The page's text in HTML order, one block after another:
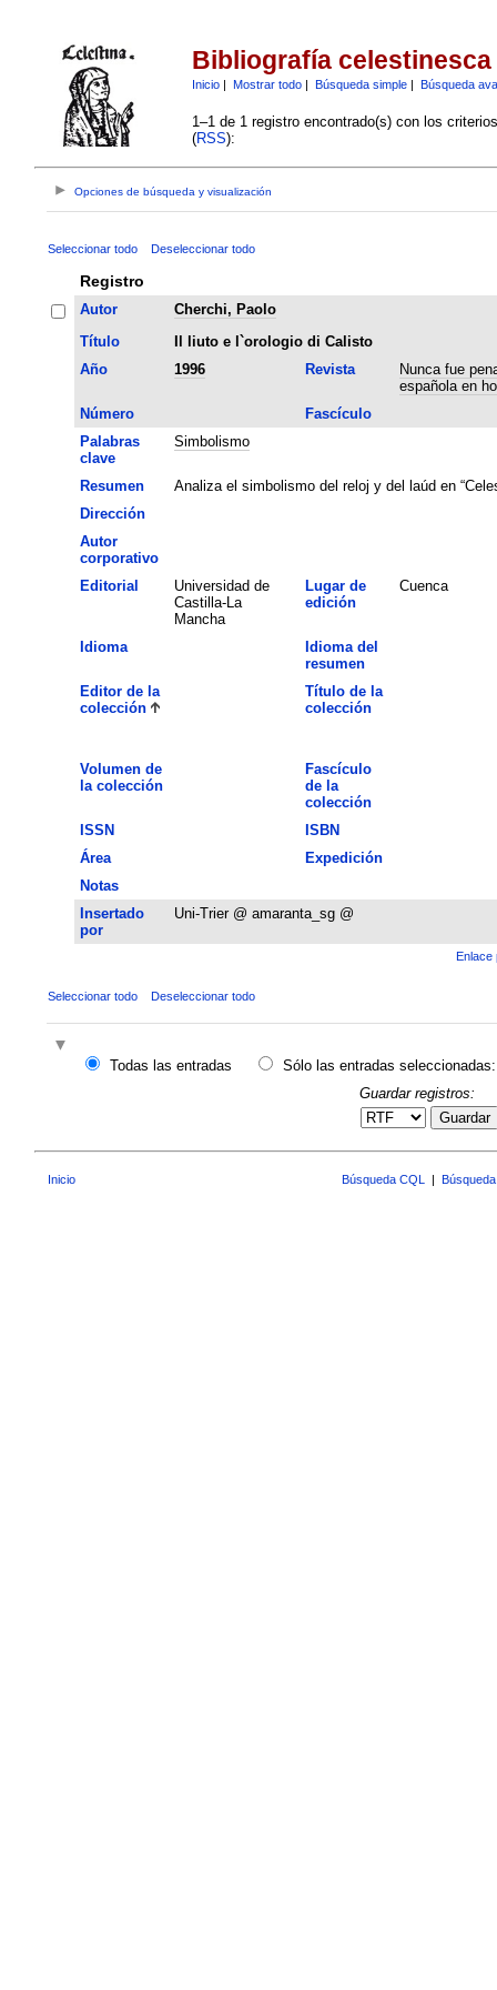
Bibliografía celestinesca
Inicio| Mostrar todo| Búsqueda simple| Búsqueda
1–1 de 1 registro encontrado(s) con los
(RSS):
Opciones de búsqueda y visualización
Seleccionar todo Deseleccionar todo
Registro
Autor
Cherchi, Paolo
Título
Il liuto e l`orologio di Calisto
Año
1996 Revista
Nunca fue
española en
Número
Fascículo
Palabras
clave
Simbolismo
Resumen
Analiza el simbolismo del reloj y del laúd en
Dirección
Autor
corporativo
Editorial
Universidad de
Castilla-La
Mancha
Lugar de
edición
Cuenca
Idioma
Idioma del
resumen
Editor de la
colección
Título de la
colección
Volumen de
la colección
Fascículo
de la
colección
ISSN
ISBN
Área
Expedición
Notas
Insertado
por
Uni-Trier @ amaranta_sg @
Enlace
Seleccionar todo Deseleccionar todo
Todas las entradas
Sólo las entradas seleccionadas:
Guardar registros:
Guardar
Inicio Búsqueda CQL